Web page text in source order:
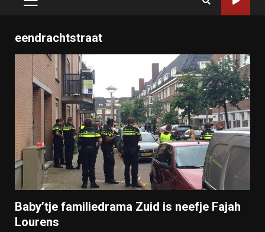
PRIMARY
eendrachtstraat
Baby’tje familiedrama Zuid is neefje Fajah
Lourens